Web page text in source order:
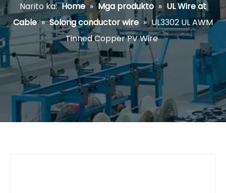
Narito ka: Home » Mga produkto » UL Wire at
Cable » Solong conductor wire » UL3302 UL AWM
Tinned Copper PV Wire